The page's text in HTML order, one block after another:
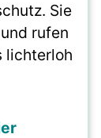
Sie
rufen
lichterloh